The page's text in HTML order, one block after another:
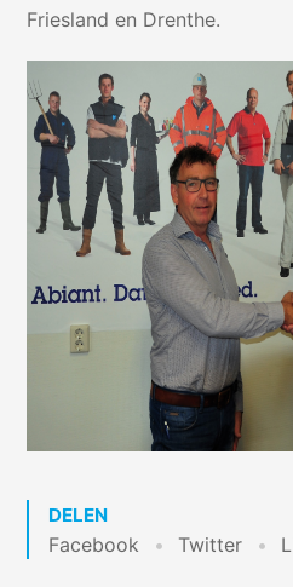
Friesland en Drenthe.
DELEN
Facebook Twitter